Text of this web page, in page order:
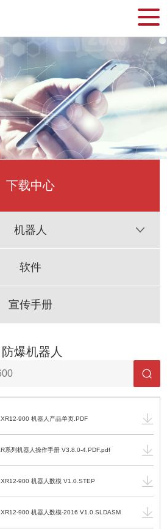
下载中心
机器人
软件
宣传手册
爆机器人
900 机器人产品单页.PDF
系列机器人操作手册 V3.8.0-4.PDF.pdf
900 机器人数模 V1.0.STEP
900 机器人数模-2016 V1.0.SLDASM